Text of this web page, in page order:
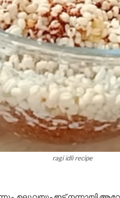
ragi idli recipe